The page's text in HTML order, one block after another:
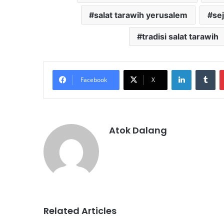
salat tarawih yerusalem
tradisi salat tarawih
Facebook X
LinkedIn
Atok Dalang
Related Articles